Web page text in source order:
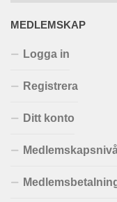
MEDLEMSKAP
Logga in
Registrera
Ditt konto